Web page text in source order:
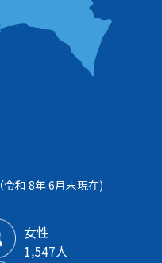
（令和 8年 6月末現在)
女性
1‚547人